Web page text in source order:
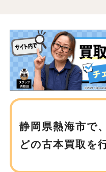
静岡県熱海市で
どの古本買取を